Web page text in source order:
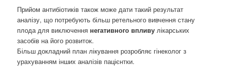
Прийом антибіотиків також може дати такий результат
аналізу, що потребують більш ретельного вивчення стану
плода для виключення негативного впливу лікарських
засобів на його розвиток.
Більш докладний план лікування розробляє гінеколог з
урахуванням інших аналізів пацієнтки.